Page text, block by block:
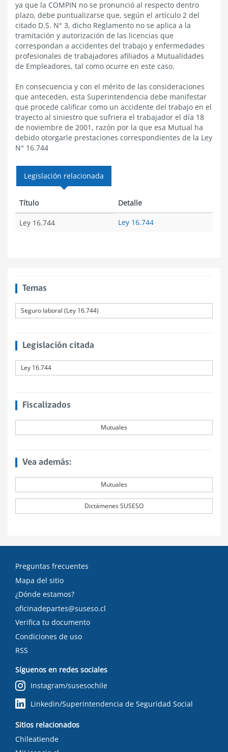
ya que la COMPIN no se pronunció al respecto dentro
plazo, debe puntualizarse que, según el artículo 2 del
citado D.S. N° 3, dicho Reglamento no se aplica a la
tramitación y autorización de las licencias que
correspondan a accidentes del trabajo y enfermedades
profesionales de trabajadores afiliados a Mutualidades
de Empleadores, tal como ocurre en este caso.
En consecuencia y con el mérito de las consideraciones
que anteceden, esta Superintendencia debe manifestar
que procede calificar como un accidente del trabajo en el
trayecto al siniestro que sufriera el trabajador el día 18
de noviembre de 2001, razón por la que esa Mutual ha
debido otorgarle prestaciones correspondientes de la Ley
N° 16.744
Legislación relacionada
Título Detalle
Ley 16.744 Ley 16.744
Temas
Seguro laboral (Ley 16.744)
Legislación citada
Ley 16.744
Fiscalizados
Mutuales
Vea además:
Mutuales
Dictámenes SUSESO
Preguntas frecuentes
Mapa del sitio
¿Dónde estamos?
oficinadepartes@suseso.cl
Verifica tu documento
Condiciones de uso
RSS
Síguenos en redes sociales
Instagram/susesochile
Linkedin/Superintendencia de Seguridad Social
Sitios relacionados
Chileatiende